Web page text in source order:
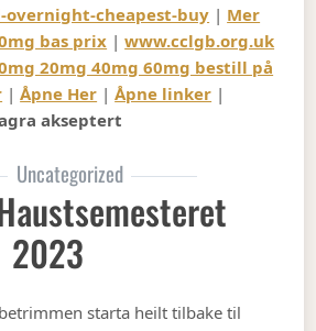
cheapest-buy | Mer
bas prix |www.cclgb.org.uk
20mg 40mg 60mg bestill på
|Åpne Her |Åpne linker |
akseptert
Uncategorized
2023
starta heilt tilbake til